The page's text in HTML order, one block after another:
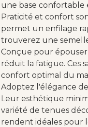
une base confortable
Praticité et confort
permet un enfilage
trouverez une
Conçue pour
réduit la fatigue. Ces
confort optimal du
Adoptez l'élégance
Leur esthétique
variété de tenues
rendent idéales pour